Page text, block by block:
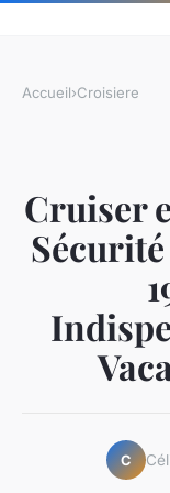
Accueil›Croisiere
Cruiser
C